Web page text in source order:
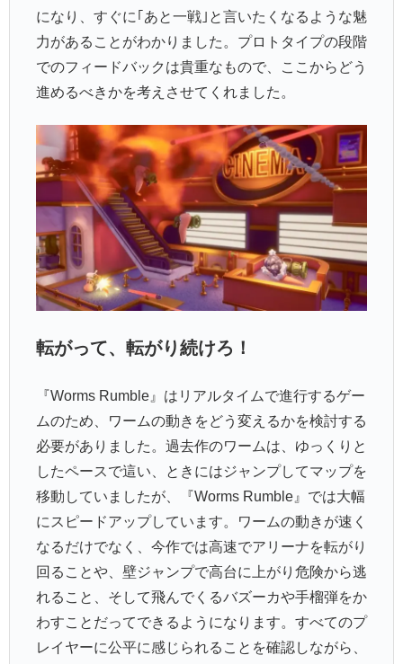
になり、すぐに｢あと一戦｣と言いたくなるような魅
力があることがわかりました。プロトタイプの段階
でのフィードバックは貴重なもので、ここからどう
進めるべきかを考えさせてくれました。
転がって、転がり続けろ！
『Worms Rumble』はリアルタイムで進行するゲー
ムのため、ワームの動きをどう変えるかを検討する
必要がありました。過去作のワームは、ゆっくりと
したペースで這い、ときにはジャンプしてマップを
移動していましたが、『Worms Rumble』では大幅
にスピードアップしています。ワームの動きが速く
なるだけでなく、今作では高速でアリーナを転がり
回ることや、壁ジャンプで高台に上がり危険から逃
れること、そして飛んでくるバズーカや手榴弾をか
わすことだってできるようになります。すべてのプ
レイヤーに公平に感じられることを確認しながら、